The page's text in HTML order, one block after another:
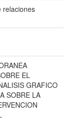
relaciones
EL
GRAFICO
SOBRE LA